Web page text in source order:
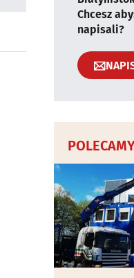
Chcesz
napisali?